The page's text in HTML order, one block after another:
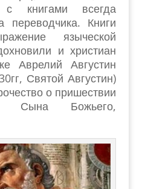
с книгами всегда
переводчика. Книги
языческой
и христиан
Аврелий Августин
Святой Августин)
о пришествии
Сына Божьего,